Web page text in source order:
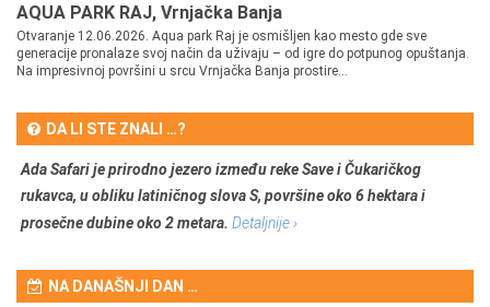
AQUA PARK RAJ, Vrnjačka Banja
Otvaranje 12.06.2026. Aqua park Raj je osmišljen kao mesto gde sve
generacije pronalaze svoj način da uživaju – od igre do potpunog opuštanja.
Na impresivnoj površini u srcu Vrnjačka Banja prostire...
DA LI STE ZNALI …?
Ada Safari je prirodno jezero između reke Save i Čukaričkog
rukavca, u obliku latiničnog slova S, površine oko 6 hektara i
prosečne dubine oko 2 metara. Detaljnije ›
NA DANAŠNJI DAN …